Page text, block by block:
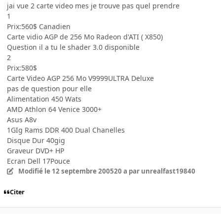
jai vue 2 carte video mes je trouve pas quel prendre
1
Prix:560$ Canadien
Carte vidio AGP de 256 Mo Radeon d'ATI ( X850)
Question il a tu le shader 3.0 disponible
2
Prix:580$
Carte Video AGP 256 Mo V9999ULTRA Deluxe
pas de question pour elle
Alimentation 450 Wats
AMD Athlon 64 Venice 3000+
Asus A8v
1GIg Rams DDR 400 Dual Chanelles
Disque Dur 40gig
Graveur DVD+ HP
Ecran Dell 17Pouce
Modifié le 12 septembre 200520 a par unrealfast19840
Citer